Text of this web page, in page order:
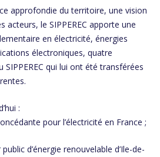
approfondie du territoire, une vision
acteurs, le SIPPEREC apporte une
en électricité, énergies
électroniques, quatre
qui lui ont été transférées
:
pour l’électricité en France ;
d’énergie renouvelable d’Ile-de-